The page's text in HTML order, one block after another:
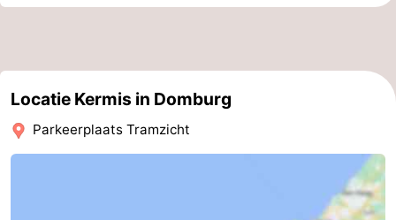
Parkeren
Reisboekenwinkel
Medische
adressen
Regio
Locatie Kermis in Domburg
Parkeerplaats Tramzicht